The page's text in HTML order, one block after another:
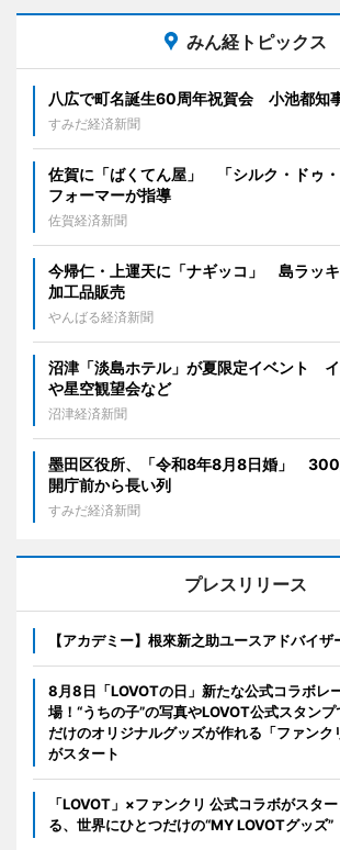
みん経トピックス
八広で町名誕生60周年祝賀会 小池都知
すみだ経済新聞
佐賀に「ばくてん屋」 「シルク・ドゥ
フォーマーが指導
佐賀経済新聞
今帰仁・上運天に「ナギッコ」 島ラッ
加工品販売
やんばる経済新聞
沼津「淡島ホテル」が夏限定イベント
や星空観望会など
沼津経済新聞
墨田区役所、「令和8年8月8日婚」 300
開庁前から長い列
すみだ経済新聞
プレスリリース
【アカデミー】根來新之助ユースアドバイ
8月8日「LOVOTの日」新たな公式コラボレ
場！“うちの子”の写真やLOVOT公式スタン
だけのオリジナルグッズが作れる「ファンク
がスタート
「LOVOT」×ファンクリ 公式コラボがスタ
る、世界にひとつだけの“MY LOVOTグッズ”